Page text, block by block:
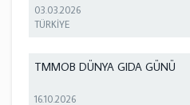
03.03.2026
TÜRKİYE
TMMOB DÜNYA GIDA GÜNÜ
16.10.2026